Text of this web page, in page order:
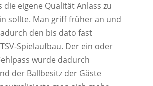
die eigene Qualität Anlass zu
sollte. Man griff früher an und
den bis dato fast
Spielaufbau. Der ein oder
wurde dadurch
der Ballbesitz der Gäste